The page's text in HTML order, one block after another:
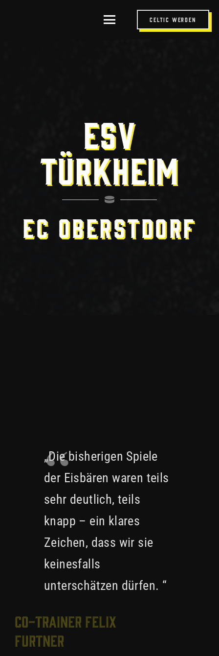
Celtic werden
ESV
TÜRKHEIM
EC Oberstdorf
„Die bisherigen Spiele
der Eisbären waren teils
sehr deutlich, teils
knapp – ein klares
Zeichen, dass wir sie
keinesfalls
unterschätzen dürfen. “
Co-Trainer Felix
Furtner